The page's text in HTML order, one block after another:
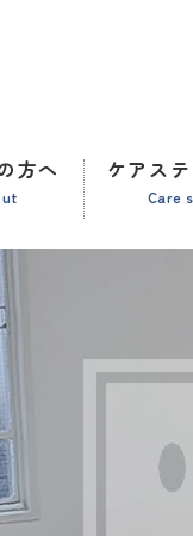
方へ ケアス
Care